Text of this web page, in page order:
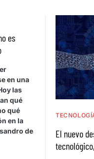
es
en una
las
qué
qué
en la
de
El nuevo